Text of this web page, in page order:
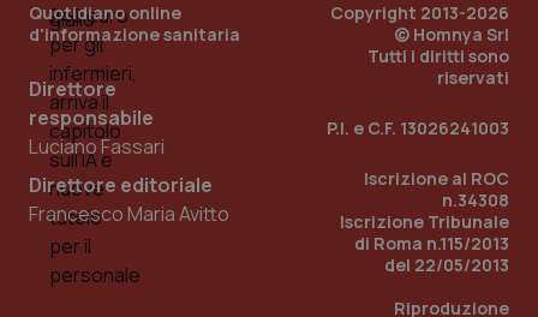
Quotidiano online
d'informazione sanitaria
Direttore
responsabile
Luciano Fassari
Direttore editoriale
Francesco Maria Avitto
Copyright 2013-2026
© Homnya Srl
Tutti i diritti sono
riservati
P.I. e C.F. 13026241003
Iscrizione al ROC
n.34308
Iscrizione Tribunale
di Roma n.115/2013
del 22/05/2013
Riproduzione
PHPSESSID
PHP.net
www.quotidianosanita.it